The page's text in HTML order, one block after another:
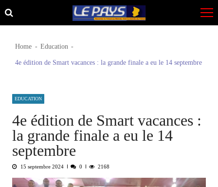
Skip
to
Skip
to
Home Education
4e édition de Smart vacances : la grande finale a eu le 14 septembre
EDUCATION
4e édition de Smart vacances :
la grande finale a eu le 14
septembre
15 septembre 2024 0 2168